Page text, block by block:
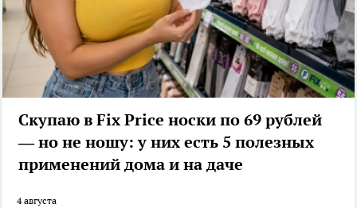
Скупаю в Fix Price носки по 69 рублей
— но не ношу: у них есть 5 полезных
применений дома и на даче
4 августа